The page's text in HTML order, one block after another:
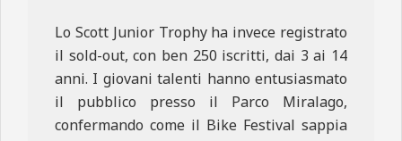
Lo Scott Junior Trophy ha invece registrato
il sold-out, con ben 250 iscritti, dai 3 ai 14
anni. I giovani talenti hanno entusiasmato
il pubblico presso il Parco Miralago,
confermando come il Bike Festival sappia